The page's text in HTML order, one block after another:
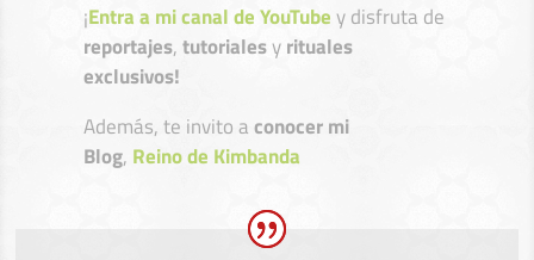
¡Entra a mi canal de YouTubey disfruta de
reportajes,tutorialesyrituales
exclusivos!
Además, te invito aconocer mi
Blog, Reino de Kimbanda